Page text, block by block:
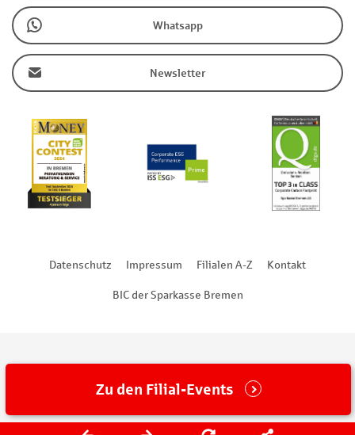
Zu den Filial-Events
Whatsapp
Newsletter
Datenschutz Impressum Filialen A-Z Kontakt
BIC der Sparkasse Bremen